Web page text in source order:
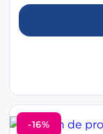
-16%